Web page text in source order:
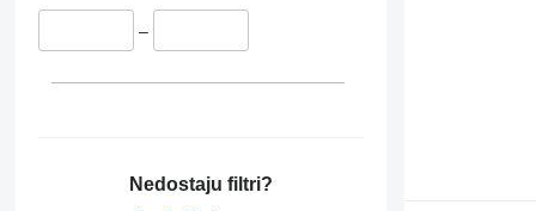
–
Nedostaju filtri?